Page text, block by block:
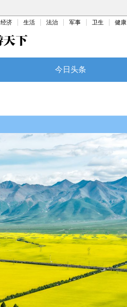
经济 生活 法治 军事 卫生 健康
今日头条